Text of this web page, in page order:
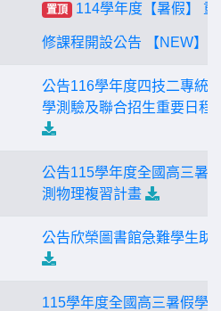
置頂 114學年度【暑假】 重
修課程開設公告 【NEW】
公告116學年度四技二專統
學測驗及聯合招生重要日程
公告115學年度全國高三暑
測物理複習計畫
公告欣榮圖書館急難學生助
115學年度全國高三暑假學